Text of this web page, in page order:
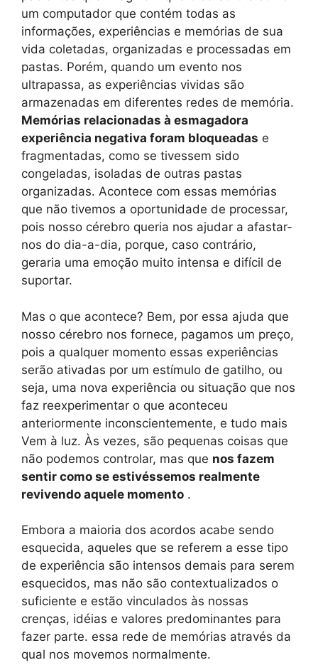
um computador que contém todas as
informações, experiências e memórias de sua
vida coletadas, organizadas e processadas em
pastas. Porém, quando um evento nos
ultrapassa, as experiências vividas são
armazenadas em diferentes redes de memória.
Memórias relacionadas à esmagadora
experiência negativa foram bloqueadas e
fragmentadas, como se tivessem sido
congeladas, isoladas de outras pastas
organizadas. Acontece com essas memórias
que não tivemos a oportunidade de processar,
pois nosso cérebro queria nos ajudar a afastar-
nos do dia-a-dia, porque, caso contrário,
geraria uma emoção muito intensa e difícil de
suportar.
Mas o que acontece? Bem, por essa ajuda que
nosso cérebro nos fornece, pagamos um preço,
pois a qualquer momento essas experiências
serão ativadas por um estímulo de gatilho, ou
seja, uma nova experiência ou situação que nos
faz reexperimentar o que aconteceu
anteriormente inconscientemente, e tudo mais
Vem à luz. Às vezes, são pequenas coisas que
não podemos controlar, mas que nos fazem
sentir como se estivéssemos realmente
revivendo aquele momento .
Embora a maioria dos acordos acabe sendo
esquecida, aqueles que se referem a esse tipo
de experiência são intensos demais para serem
esquecidos, mas não são contextualizados o
suficiente e estão vinculados às nossas
crenças, idéias e valores predominantes para
fazer parte. essa rede de memórias através da
qual nos movemos normalmente.